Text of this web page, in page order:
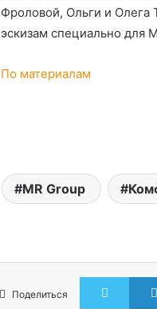
Фроловой, Ольги и Олега
эскизам специально для
По материалам
MR Group
Поделиться